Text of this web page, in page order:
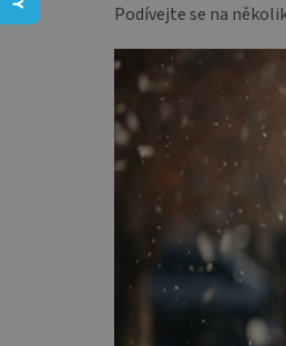
Podívejte se na